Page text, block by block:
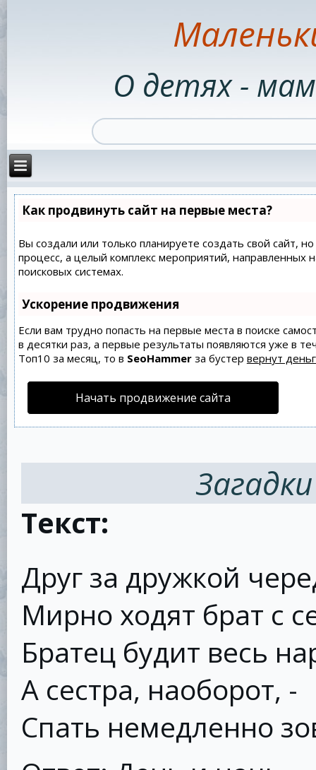
О детях -
Как продвинуть сайт на первые места?
Вы создали или только планируете создать свой сайт,
процесс, а целый комплекс мероприятий,
поисковых системах.
Ускорение продвижения
Если вам трудно попасть на первые места в поиске
в десятки раз, а первые результаты появляются уже в
Топ10 за месяц, то в SeoHammerза бустер вернут
Начать продвижение сайта
Текст:
Друг за дружкой
Мирно ходят брат с
Братец будит весь
А сестра, наоборот, -
Спать немедленно